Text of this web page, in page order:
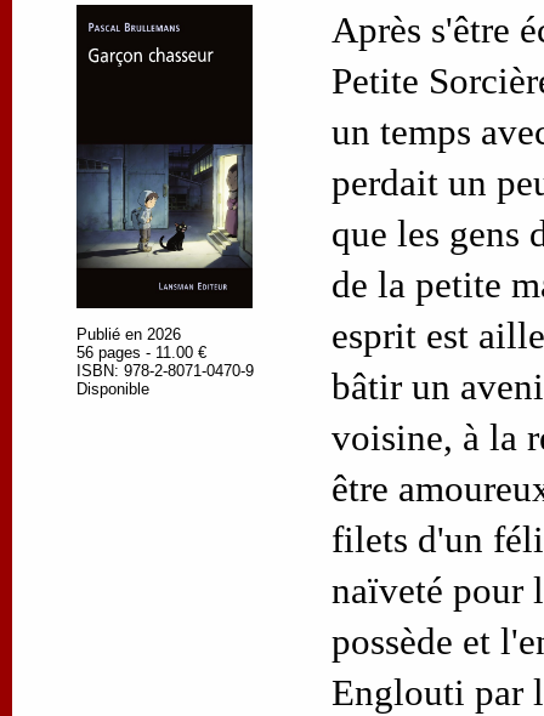
Publié en 2026
56 pages - 11.00 €
ISBN: 978-2-8071-0470-9
Disponible
Après s'être
Petite
un temps
perdait un
que les gens
de la petite
esprit est
bâtir un
voisine, à la
être
filets d'un
naïveté pour
possède et
Englouti par